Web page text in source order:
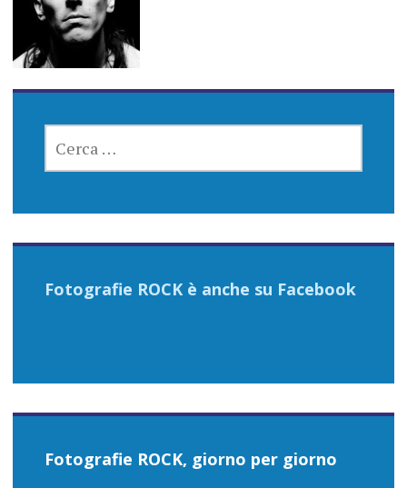
PER:
Fotografie ROCK è anche su Facebook
Fotografie ROCK, giorno per giorno